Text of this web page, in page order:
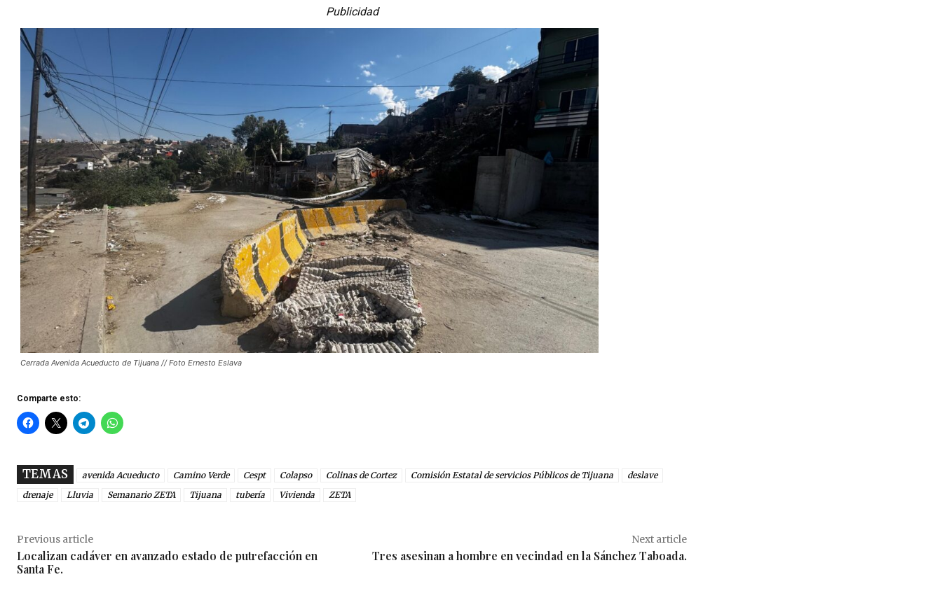
Publicidad
Cerrada Avenida Acueducto de Tijuana // Foto Ernesto Eslava
Comparte esto:
TEMAS avenida Acueducto Camino Verde Cespt Colapso Colinas de Cortez Comisión Estatal de servicios Públicos de Tijuana
deslave
drenaje
Lluvia Semanario ZETA Tijuana tubería Vivienda ZETA
Previous article
Localizan cadáver en avanzado estado de putrefacción en
Santa Fe.
Next article
Tres asesinan a hombre en vecindad en la Sánchez Taboada.